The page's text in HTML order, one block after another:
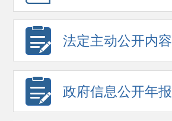
法定主动公开内容
政府信息公开年报